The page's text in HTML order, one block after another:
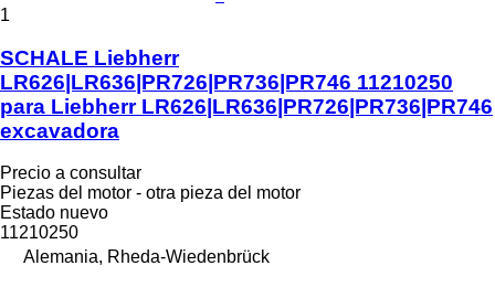
1
SCHALE Liebherr
LR626|LR636|PR726|PR736|PR746 11210250
para Liebherr LR626|LR636|PR726|PR736|PR746
excavadora
Precio a consultar
Piezas del motor - otra pieza del motor
Estado nuevo
11210250
Alemania, Rheda-Wiedenbrück